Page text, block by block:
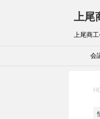
上尾
上尾商
会